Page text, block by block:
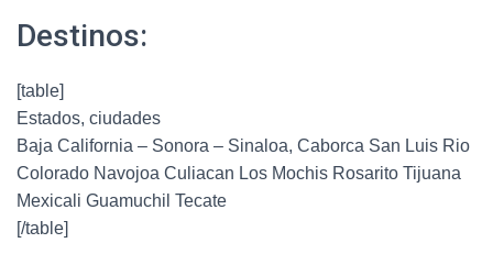
Destinos:
[table]
Estados, ciudades
Baja California – Sonora – Sinaloa, Caborca San Luis Rio
Colorado Navojoa Culiacan Los Mochis Rosarito Tijuana
Mexicali Guamuchil Tecate
[/table]